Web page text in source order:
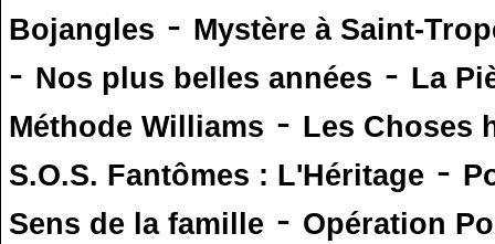
Bojangles - Mystère à Saint-
- Nos plus belles années - La
Méthode Williams - Les Choses
S.O.S. Fantômes : L'Héritage -
Sens de la famille - Opération